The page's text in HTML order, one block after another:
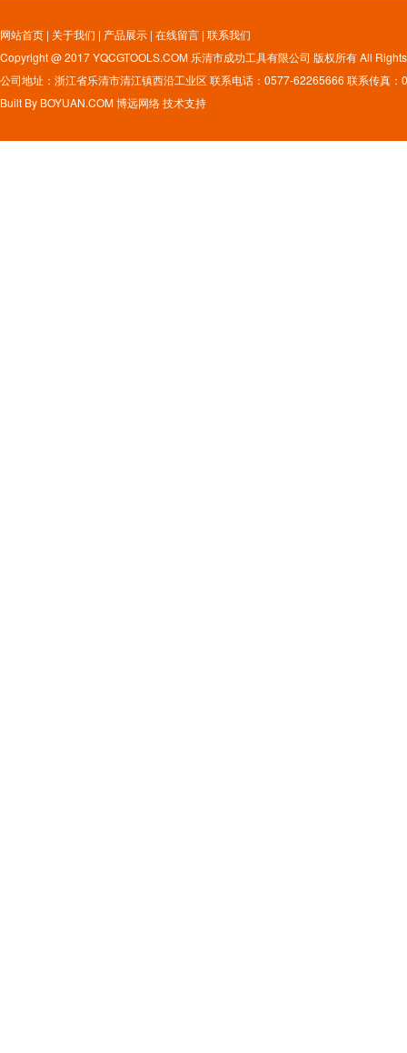
网站首页 | 关于我们 | 产品展示 | 在线留言 | 联系我们
Copyright @ 2017 YQCGTOOLS.COM 乐清市成功工具有限公司 版权所有 All
公司地址：浙江省乐清市清江镇西沿工业区 联系电话：0577-62265666 联系传真
Built By BOYUAN.COM博远网络技术支持